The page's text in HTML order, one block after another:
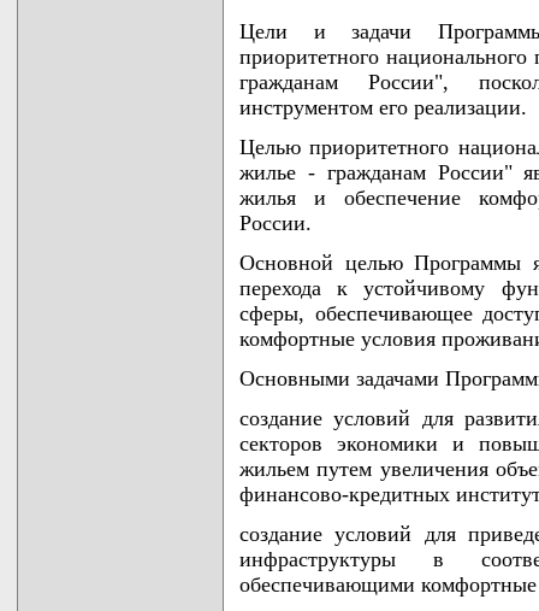
Цели и задачи
приоритетного
гражданам России",
инструментом его реализации.
Целью приоритетного
жилье - гражданам России"
жилья и обеспечение
России.
Основной целью Программы
перехода к устойчивому
сферы, обеспечивающее
комфортные условия
Основными задачами
создание условий для
секторов экономики и
жильем путем увеличения
финансово-кредитных
создание условий для
инфраструктуры в
обеспечивающими